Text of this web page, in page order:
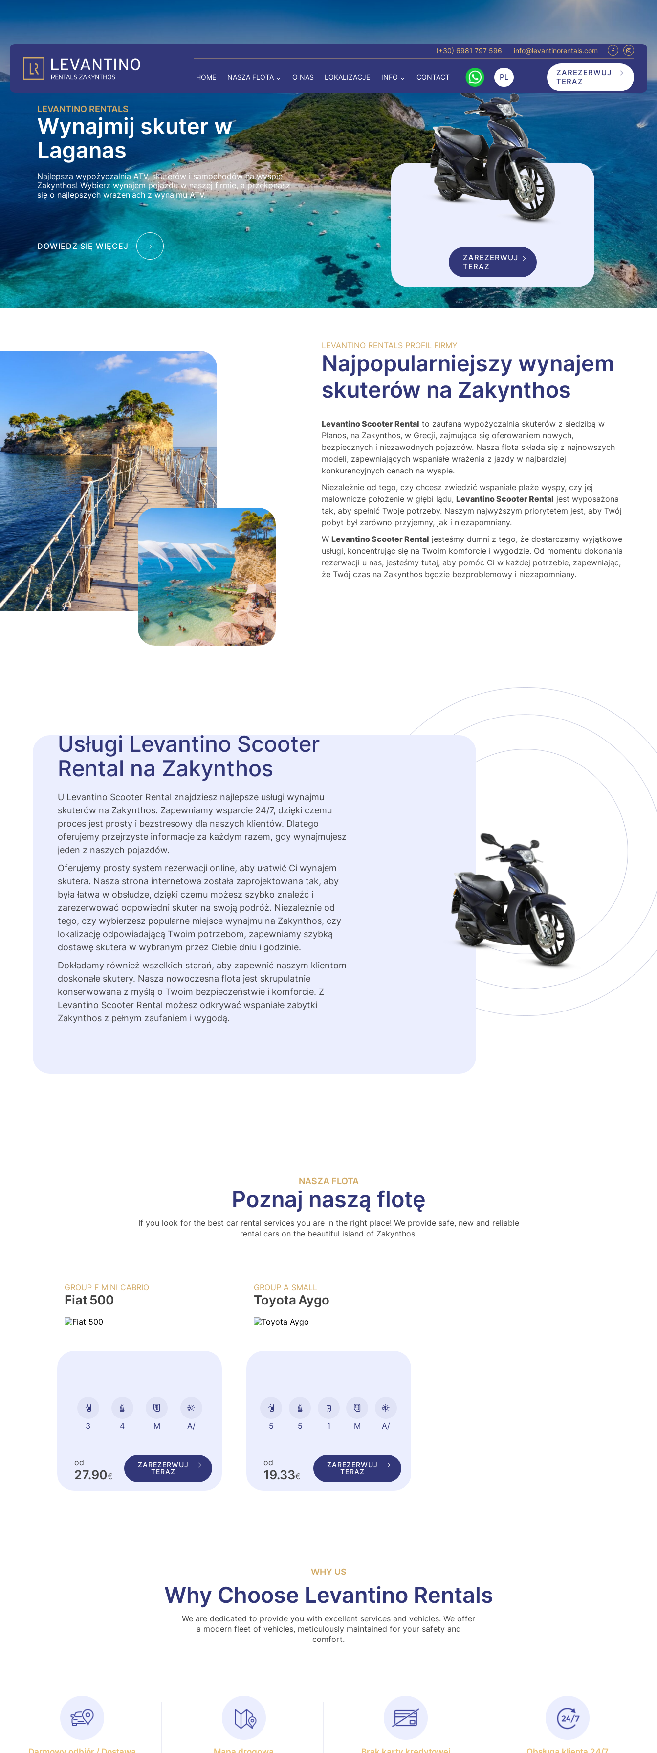
(+30) 6981 797 596 info@levantinorentals.com
HOME NASZA FLOTA O NAS LOKALIZACJE INFO CONTACT PL
ZAREZERWUJ
TERAZ
LEVANTINO RENTALS
Wynajmij skuter w
Laganas
Najlepsza wypożyczalnia ATV, skuterów i samochodów na wyspie
Zakynthos! Wybierz wynajem pojazdu w naszej firmie, a przekonasz
się o najlepszych wrażeniach z wynajmu ATV.
DOWIEDZ SIĘ WIĘCEJ
ZAREZERWUJ
TERAZ
LEVANTINO RENTALS PROFIL FIRMY
Najpopularniejszy wynajem
skuterów na Zakynthos
Levantino Scooter Rental to zaufana wypożyczalnia skuterów z siedzibą w
Planos, na Zakynthos, w Grecji, zajmująca się oferowaniem nowych,
bezpiecznych i niezawodnych pojazdów. Nasza flota składa się z najnowszych
modeli, zapewniających wspaniałe wrażenia z jazdy w najbardziej
konkurencyjnych cenach na wyspie.
Niezależnie od tego, czy chcesz zwiedzić wspaniałe plaże wyspy, czy jej
malownicze położenie w głębi lądu, Levantino Scooter Rental jest wyposażona
tak, aby spełnić Twoje potrzeby. Naszym najwyższym priorytetem jest, aby Twój
pobyt był zarówno przyjemny, jak i niezapomniany.
W Levantino Scooter Rental jesteśmy dumni z tego, że dostarczamy wyjątkowe
usługi, koncentrując się na Twoim komforcie i wygodzie. Od momentu dokonania
rezerwacji u nas, jesteśmy tutaj, aby pomóc Ci w każdej potrzebie, zapewniając,
że Twój czas na Zakynthos będzie bezproblemowy i niezapomniany.
Usługi Levantino Scooter
Rental na Zakynthos
U Levantino Scooter Rental znajdziesz najlepsze usługi wynajmu
skuterów na Zakynthos. Zapewniamy wsparcie 24/7, dzięki czemu
proces jest prosty i bezstresowy dla naszych klientów. Dlatego
oferujemy przejrzyste informacje za każdym razem, gdy wynajmujesz
jeden z naszych pojazdów.
Oferujemy prosty system rezerwacji online, aby ułatwić Ci wynajem
skutera. Nasza strona internetowa została zaprojektowana tak, aby
była łatwa w obsłudze, dzięki czemu możesz szybko znaleźć i
zarezerwować odpowiedni skuter na swoją podróż. Niezależnie od
tego, czy wybierzesz popularne miejsce wynajmu na Zakynthos, czy
lokalizację odpowiadającą Twoim potrzebom, zapewniamy szybką
dostawę skutera w wybranym przez Ciebie dniu i godzinie.
Dokładamy również wszelkich starań, aby zapewnić naszym klientom
doskonałe skutery. Nasza nowoczesna flota jest skrupulatnie
konserwowana z myślą o Twoim bezpieczeństwie i komforcie. Z
Levantino Scooter Rental możesz odkrywać wspaniałe zabytki
Zakynthos z pełnym zaufaniem i wygodą.
NASZA FLOTA
Poznaj naszą flotę
If you look for the best car rental services you are in the right place! We provide safe, new and reliable
rental cars on the beautiful island of Zakynthos.
GROUP F MINI CABRIO
Fiat500
3 4
od
27.90€
ZAREZERWUJ
TERAZ
GROUP A SMALL
ToyotaAygo
5 5 1
od
19.33€
ZAREZERWUJ
TERAZ
WHY US
Why Choose Levantino Rentals
We are dedicated to provide you with excellent services and vehicles. We offer
a modern fleet of vehicles, meticulously maintained for your safety and
comfort.